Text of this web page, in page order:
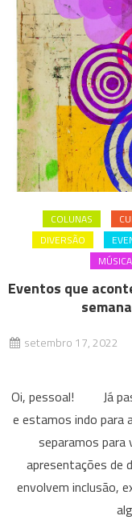
COLUNAS
DIVERSÃO
MÚSICA
Eventos que
setembro 17, 2022
Oi, pessoal! Já
e estamos indo para
separamos para
apresentações de
envolvem